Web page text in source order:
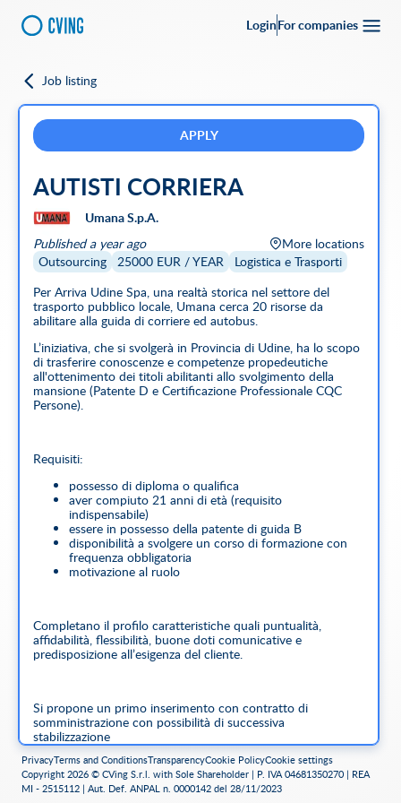
LoginFor companies
Full-time Full Remote CVing Referral
City
Featured companies
Go back
Job listing
APPLY
AUTISTI CORRIERA
Umana S.p.A.
Published a year ago
More locations
Outsourcing
25000 EUR / YEAR
Logistica e Trasporti
Per Arriva Udine Spa, una realtà storica nel settore del
trasporto pubblico locale, Umana cerca 20 risorse da
abilitare alla guida di corriere ed autobus.
L’iniziativa, che si svolgerà in Provincia di Udine, ha lo scopo
di trasferire conoscenze e competenze propedeutiche
all'ottenimento dei titoli abilitanti allo svolgimento della
mansione (Patente D e Certificazione Professionale CQC
Persone).
Requisiti:
possesso di diploma o qualifica
aver compiuto 21 anni di età (requisito
indispensabile)
essere in possesso della patente di guida B
disponibilità a svolgere un corso di formazione con
frequenza obbligatoria
motivazione al ruolo
Completano il profilo caratteristiche quali puntualità,
affidabilità, flessibilità, buone doti comunicative e
predisposizione all’esigenza del cliente.
Si propone un primo inserimento con contratto di
somministrazione con possibilità di successiva
stabilizzazione
(condizione: conseguimento patenti, titoli e addestramento
propedeutico alla missione).
PrivacyTerms and ConditionsTransparencyCookie PolicyCookie settings
Copyright 2026 © CVing S.r.l. with Sole Shareholder | P. IVA 04681350270 | REA
MI - 2515112 | Aut. Def. ANPAL n. 0000142 del 28/11/2023